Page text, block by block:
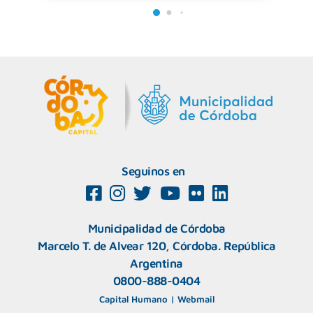
Seguinos en
Municipalidad de Córdoba
Marcelo T. de Alvear 120, Córdoba. República
Argentina
0800-888-0404
Capital Humano | Webmail